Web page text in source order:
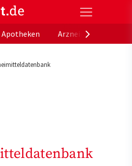
offizielle Gesundheitsportal der
Apotheken